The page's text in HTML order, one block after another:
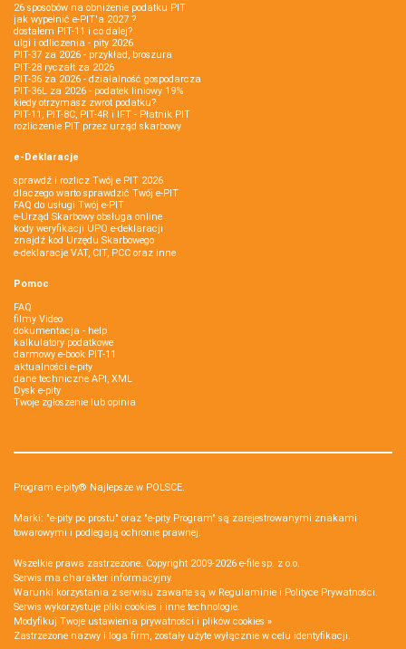
26 sposobów na obniżenie podatku PIT
jak wypełnić e-PIT'a 2027 ?
dostałem PIT-11 i co dalej?
ulgi i odliczenia - pity 2026
PIT-37 za 2026 - przykład, broszura
PIT-28 ryczałt za 2026
PIT-36 za 2026 - działalność gospodarcza
PIT-36L za 2026 - podatek liniowy 19%
kiedy otrzymasz zwrot podatku?
PIT-11, PIT-8C, PIT-4R i IFT - Płatnik PIT
rozliczenie PIT przez urząd skarbowy
e-Deklaracje
sprawdź i rozlicz Twój e PIT 2026
dlaczego warto sprawdzić Twój e-PIT
FAQ do usługi Twój e-PIT
e-Urząd Skarbowy obsługa online
kody weryfikacji UPO e-deklaracji
znajdź kod Urzędu Skarbowego
e-deklaracje VAT, CIT, PCC oraz inne
Pomoc
FAQ
filmy Video
dokumentacja - help
kalkulatory podatkowe
darmowy e-book PIT-11
aktualności e-pity
dane techniczne API, XML
Dysk e-pity
Twoje zgłoszenie lub opinia
Program e-pity® Najlepsze w POLSCE.
Marki: "e-pity po prostu" oraz "e-pity Program" są zarejestrowanymi znakami
towarowymi i podlegają ochronie prawnej.
Wszelkie prawa zastrzeżone. Copyright 2009-2026 e-file sp. z o.o.
Serwis ma charakter informacyjny.
Warunki korzystania z serwisu zawarte są w Regulaminie i Polityce Prywatności.
Serwis wykorzystuje pliki cookies i inne technologie.
Modyfikuj Twoje ustawienia prywatności i plików cookies »
Zastrzeżone nazwy i loga firm, zostały użyte wyłącznie w celu identyfikacji.